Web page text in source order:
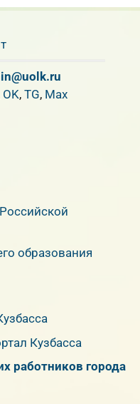
OK, TG, Max
образования
Кузбасса
работников города